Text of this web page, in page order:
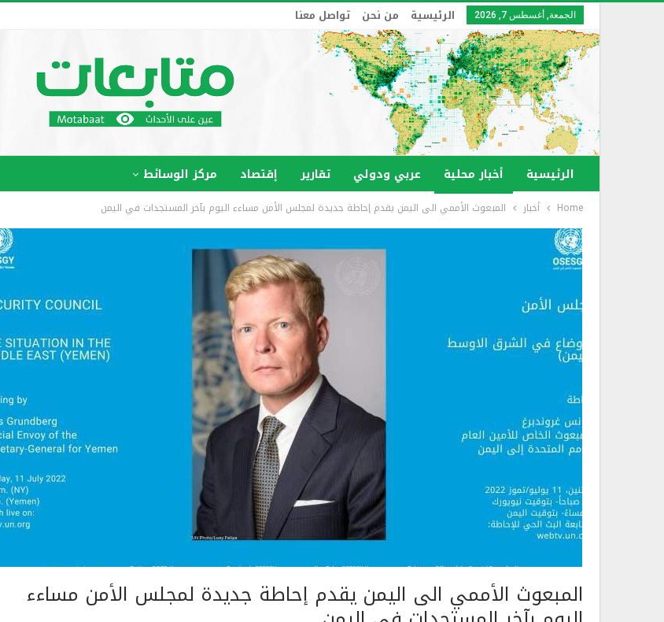
الجمعة, أغسطس 7, 2026 الرئيسية من نحن تواصل معنا
الرئيسية أخبار محلية عربي ودولي تقارير إقتصاد مركز الوسائط
Home أخبار المبعوث الأممي الى اليمن يقدم إحاطة جديدة لمجلس الأمن مساءء اليوم بآخر المستجدات في اليمن
المبعوث الأممي الى اليمن يقدم إحاطة جديدة لمجلس الأمن مساءء